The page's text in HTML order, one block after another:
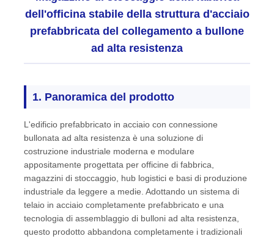
Visita alla fabbrica
Contattaci
Notizie
Casi
Blog
dell'officina stabile della struttura d'acciaio
prefabbricata del collegamento a bullone
ad alta resistenza
1. Panoramica del prodotto
L'edificio prefabbricato in acciaio con connessione
bullonata ad alta resistenza è una soluzione di
costruzione industriale moderna e modulare
appositamente progettata per officine di fabbrica,
magazzini di stoccaggio, hub logistici e basi di produzione
industriale da leggere a medie. Adottando un sistema di
telaio in acciaio completamente prefabbricato e una
tecnologia di assemblaggio di bulloni ad alta resistenza,
questo prodotto abbandona completamente i tradizionali